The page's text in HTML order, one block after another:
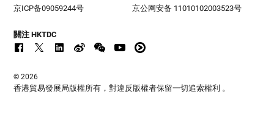
京ICP备09059244号 京公网安备 11010102003523号
關注 HKTDC
© 2026
香港貿易發展局版權所有，對違反版權者保留一切追索權利 。